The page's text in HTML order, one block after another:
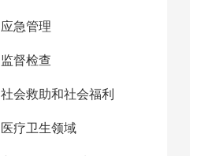
应急管理
监督检查
社会救助和社会福利
医疗卫生领域